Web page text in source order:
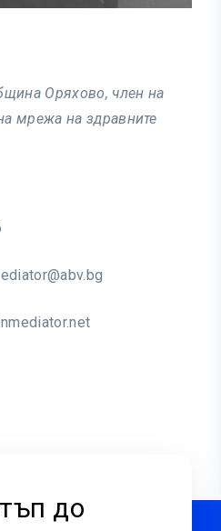
Оряхово, член на
мрежа на здравните
до